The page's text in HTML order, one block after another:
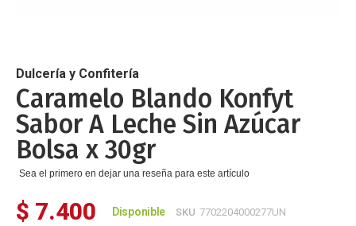
de
la
galería
de
imágenes
Dulcería y Confitería
Caramelo Blando Konfyt
Sabor A Leche Sin Azúcar
Bolsa x 30gr
Sea el primero en dejar una reseña para este artículo
$ 7.400 Disponible SKU 7702204000277UN